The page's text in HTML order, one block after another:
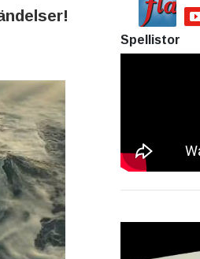
Spellistor